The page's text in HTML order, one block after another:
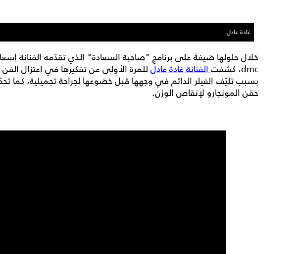
غادة عادل
خلال حلولها ضيفةً على برنامج "صاحبة السعادة" الذي تقدّمه الفنانة
dmc، كشفت
الفنانة غادة عادل للمرة الأولى عن تفكيرها في اعتزال الفن
بسبب تليّف الفيلر الدائم في وجهها قبل خضوعها لجراحة تجميلية، كما
حقن المونجارو لإنقاص الوزن.